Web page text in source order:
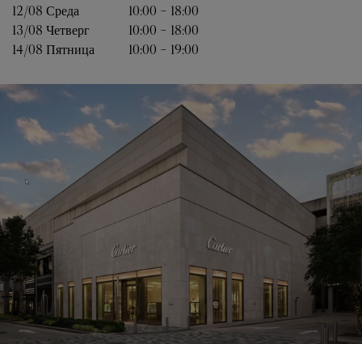
12/08 Среда 10:00 - 18:00
13/08 Четверг 10:00 - 18:00
14/08 Пятница 10:00 - 19:00